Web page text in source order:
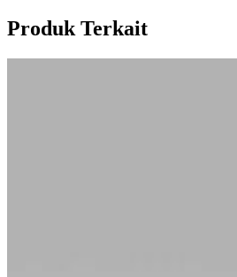
Produk Terkait